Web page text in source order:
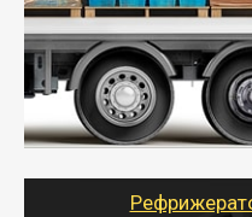
- Экономный способ
другой город -
грузоперевозки для
дешевле.
- Тайгер Логистик
крупногабаритных и
для погрузочно-